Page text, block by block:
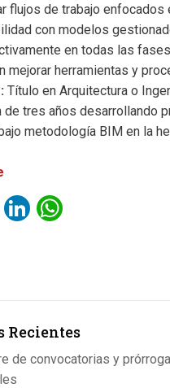
flujos de trabajo enfocados
con modelos
en todas las
mejorar herramientas y
Título en Arquitectura o
de tres años desarrollando
metodología BIM en la
F
Li
p
p
Recientes
de convocatorias y